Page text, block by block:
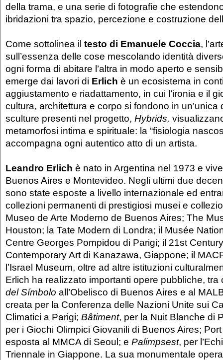
della trama, e una serie di fotografie che
ibridazioni tra spazio, percezione e costruzione
Come sottolinea il testo di Emanuele Coccia,
sull’essenza delle cose mescolando identità
ogni forma di abitare l’altra in modo aperto e
emerge dai lavori di Erlich è un ecosistema in
aggiustamento e riadattamento, in cui l’ironia e il
cultura, architettura e corpo si fondono in un’unica
sculture presenti nel progetto, Hybrids,
metamorfosi intima e spirituale: la “fisiologia
accompagna ogni autentico atto di un artista.
Leandro Erlich è nato in Argentina nel 1973 e
Buenos Aires e Montevideo. Negli ultimi due
sono state esposte a livello internazionale ed
collezioni permanenti di prestigiosi musei e
Museo de Arte Moderno de Buenos Aires; The
Houston; la Tate Modern di Londra; il Musée
Centre Georges Pompidou di Parigi; il 21st
Contemporary Art di Kanazawa, Giappone; il
l’Israel Museum, oltre ad altre istituzioni
Erlich ha realizzato importanti opere pubbliche, tra
del Símbolo all’Obelisco di Buenos Aires e al
creata per la Conferenza delle Nazioni Unite sui
Climatici a Parigi; Bâtiment, per la Nuit Blanche di
per i Giochi Olimpici Giovanili di Buenos Aires;
esposta al MMCA di Seoul; e Palimpsest, per
Triennale in Giappone. La sua monumentale